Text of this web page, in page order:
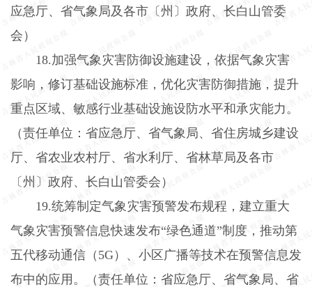
应急厅、省气象局及各市〔州〕政府、长白山管委
会）
18.加强气象灾害防御设施建设，依据气象灾害
影响，修订基础设施标准，优化灾害防御措施，提升
重点区域、敏感行业基础设施设防水平和承灾能力。
（责任单位：省应急厅、省气象局、省住房城乡建设
厅、省农业农村厅、省水利厅、省林草局及各市
〔州〕政府、长白山管委会）
19.统筹制定气象灾害预警发布规程，建立重大
气象灾害预警信息快速发布“绿色通道”制度，推动第
五代移动通信（ 5G）、小区广播等技术在预警信息发
布中的应用。（责任单位：省应急厅、省气象局、省